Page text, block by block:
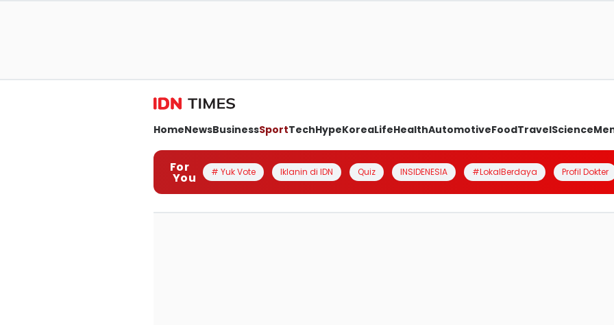
HomeNewsBusinessSportTechHypeKoreaLifeHealthAutomotiveFoodTravelScience
For
You # Yuk Vote Iklanin di IDN Quiz INSIDENESIA #LokalBerdaya Profil Dokter